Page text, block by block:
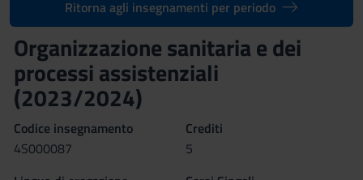
Ritorna agli insegnamenti per periodo
Organizzazione sanitaria e dei
processi assistenziali
(2023/2024)
Codice insegnamento
4S000087
Crediti
5